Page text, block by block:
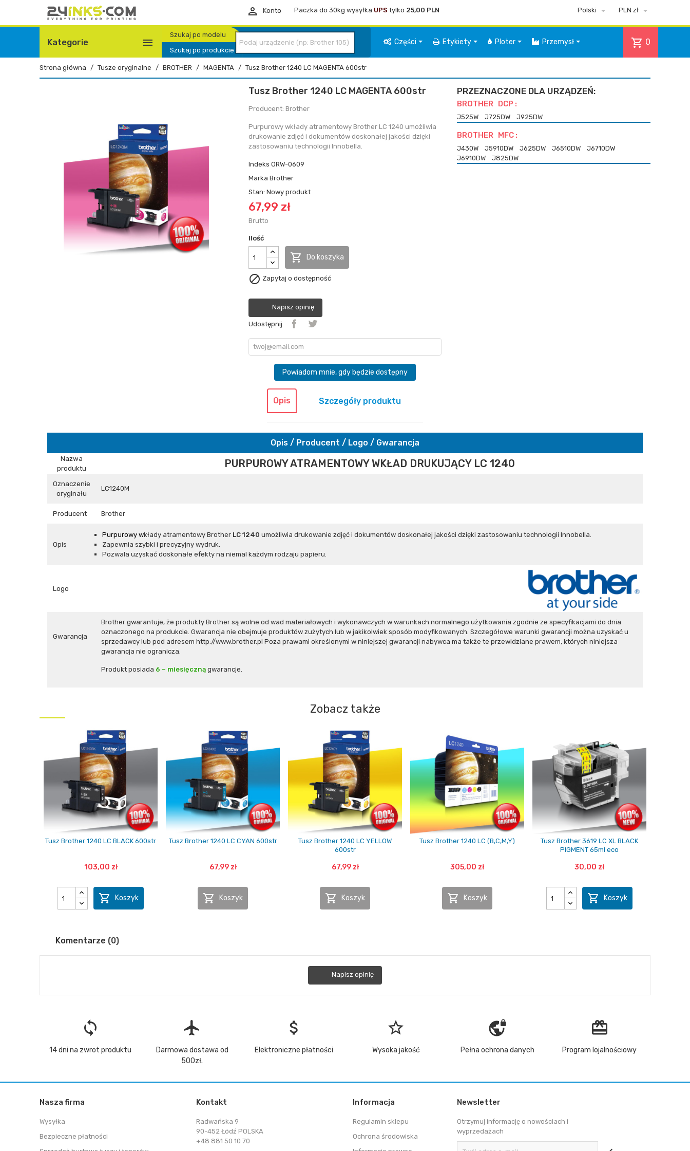
 Konto Paczka do 30kg wysyłka UPS tylko 25,00 PLN Polski  PLN zł 
Kategorie 
Szukaj po modelu
Szukaj po produkcie
shopping_cart 0
Części Etykiety Ploter Przemysł
Strona główna Tusze oryginalne BROTHER MAGENTA Tusz Brother 1240 LC MAGENTA 600str
Tusz Brother 1240 LC MAGENTA 600str
Producent: Brother
Purpurowy wkłady atramentowy Brother LC 1240 umożliwia
drukowanie zdjęć i dokumentów doskonałej jakości dzięki
zastosowaniu technologii Innobella.
Indeks ORW-0609
Marka Brother
Stan: Nowy produkt
67,99 zł
Brutto
Ilość
 Do koszyka
 Zapytaj o dostępność
Napisz opinię
Udostępnij
Powiadom mnie, gdy będzie dostępny
PRZEZNACZONE DLA URZĄDZEŃ:
BROTHER DCP :
J525W J725DW J925DW
BROTHER MFC :
J430W J5910DW J625DW J6510DW
J6710DW
J6910DW
J825DW
Opis Szczegóły produktu
Opis / Producent / Logo / Gwarancja
Nazwa
produktu
PURPUROWY ATRAMENTOWY WKŁAD DRUKUJĄCY LC 1240
Oznaczenie
oryginału
LC1240M
Producent Brother
Opis
Purpurowy wkłady atramentowy Brother LC 1240 umożliwia drukowanie zdjęć i dokumentów doskonałej jakości dzięki zastosowaniu technologii Innobella.
Zapewnia szybki i precyzyjny wydruk.
Pozwala uzyskać doskonałe efekty na niemal każdym rodzaju papieru.
Logo
Gwarancja
Brother gwarantuje, że produkty Brother są wolne od wad materiałowych i wykonawczych w warunkach normalnego użytkowania zgodnie ze specyfikacjami do dnia
oznaczonego na produkcie. Gwarancja nie obejmuje produktów zużytych lub w jakikolwiek sposób modyfikowanych. Szczegółowe warunki gwarancji można uzyskać u
sprzedawcy lub pod adresem http://www.brother.pl Poza prawami określonymi w niniejszej gwarancji nabywca ma także te przewidziane prawem, których niniejsza
gwarancja nie ogranicza.
Produkt posiada 6 – miesięczną gwarancje.
Zobacz także
Tusz Brother 1240 LC BLACK 600str
103,00 zł
 Koszyk
Tusz Brother 1240 LC CYAN 600str
67,99 zł
 Koszyk
Tusz Brother 1240 LC YELLOW
600str
67,99 zł
 Koszyk
Tusz Brother 1240 LC (B,C,M,Y)
305,00 zł
 Koszyk
Tusz Brother 3619 LC XL BLACK
PIGMENT 65ml eco
30,00 zł
 Koszyk
Komentarze (0)
Napisz opinię
loop
14 dni na zwrot produktu
flight
Darmowa dostawa od
500zł.
attach_money
Elektroniczne płatności
star_border
Wysoka jakość
vpn_lock
Pełna ochrona danych
redeem
Program lojalnościowy
Nasza firma
Wysyłka
Bezpieczne płatności
Kontakt
Radwańska 9
90-452 Łódź POLSKA
+48 881 50 10 70
Informacja
Regulamin sklepu
Ochrona środowiska
Newsletter
Otrzymuj informację o nowościach i
wyprzedażach